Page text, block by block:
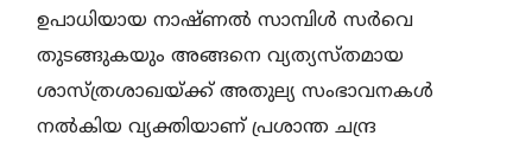
ഉപാധിയായ നാഷ്ണല്‍ സാമ്പിള്‍ സര്‍വെ
തുടങ്ങുകയും അങ്ങനെ വ്യത്യസ്തമായ
ശാസ്ത്രശാഖയ്ക്ക് അതുല്യ സംഭാവനകള്‍
നല്‍കിയ വ്യക്തിയാണ് പ്രശാന്ത ചന്ദ്ര